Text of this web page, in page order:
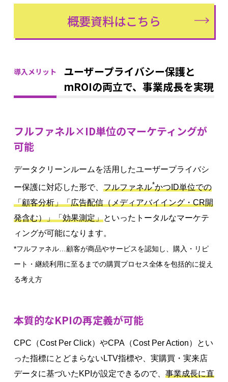
概要資料はこちら
導入メリット
ユーザープライバシー保護と
mROIの両立で、事業成長を実現
フルファネル×ID単位のマーケティングが
可能
データクリーンルームを活用したユーザープライバシ
ー保護に対応した形で、 フルファネル*かつID単位での
「顧客分析」「広告配信（メディアバイイング・CR開
発含む）」「効果測定」といったトータルなマーケテ
ィングが可能になります。
*フルファネル…顧客が商品やサービスを認知し、購入・リピ
ート・継続利用に至るまでの購買プロセス全体を包括的に捉え
る考え方
本質的なKPIの再定義が可能
CPC（Cost Per Click）やCPA（Cost Per Action）とい
った指標にとどまらないLTV指標や、実購買・実来店
データに基づいたKPIが設定できるので、 事業成長に直